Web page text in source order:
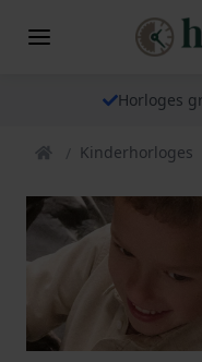
Horloges
Kinderhorloges